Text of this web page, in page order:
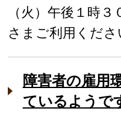
（火）午後１時
さまご利用くださ
障害者の雇用
ているようで